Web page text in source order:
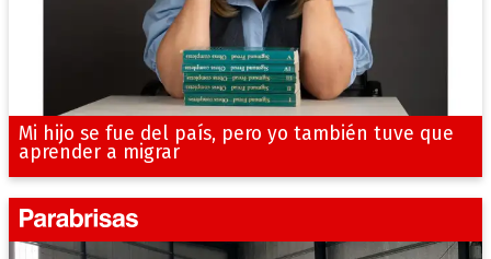
Mi hijo se fue del país, pero yo también tuve que
aprender a migrar